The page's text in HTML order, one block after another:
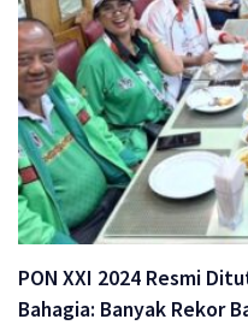
PON XXI 2024 Resmi
Bahagia: Banyak Rekor